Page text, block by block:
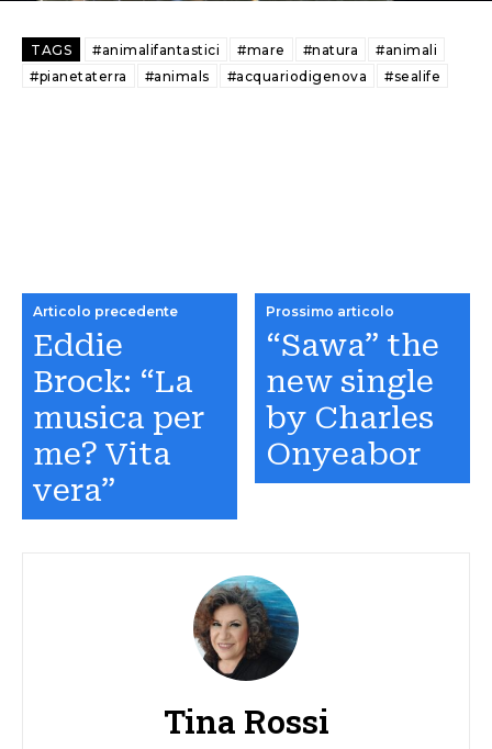
TAGS #animalifantastici #mare #natura
#animali
#pianetaterra
#animals #acquariodigenova #sealife
Articolo precedente
Eddie
Brock: “La
musica per
me? Vita
vera”
Prossimo articolo
“Sawa” the
new single
by Charles
Onyeabor
Tina Rossi